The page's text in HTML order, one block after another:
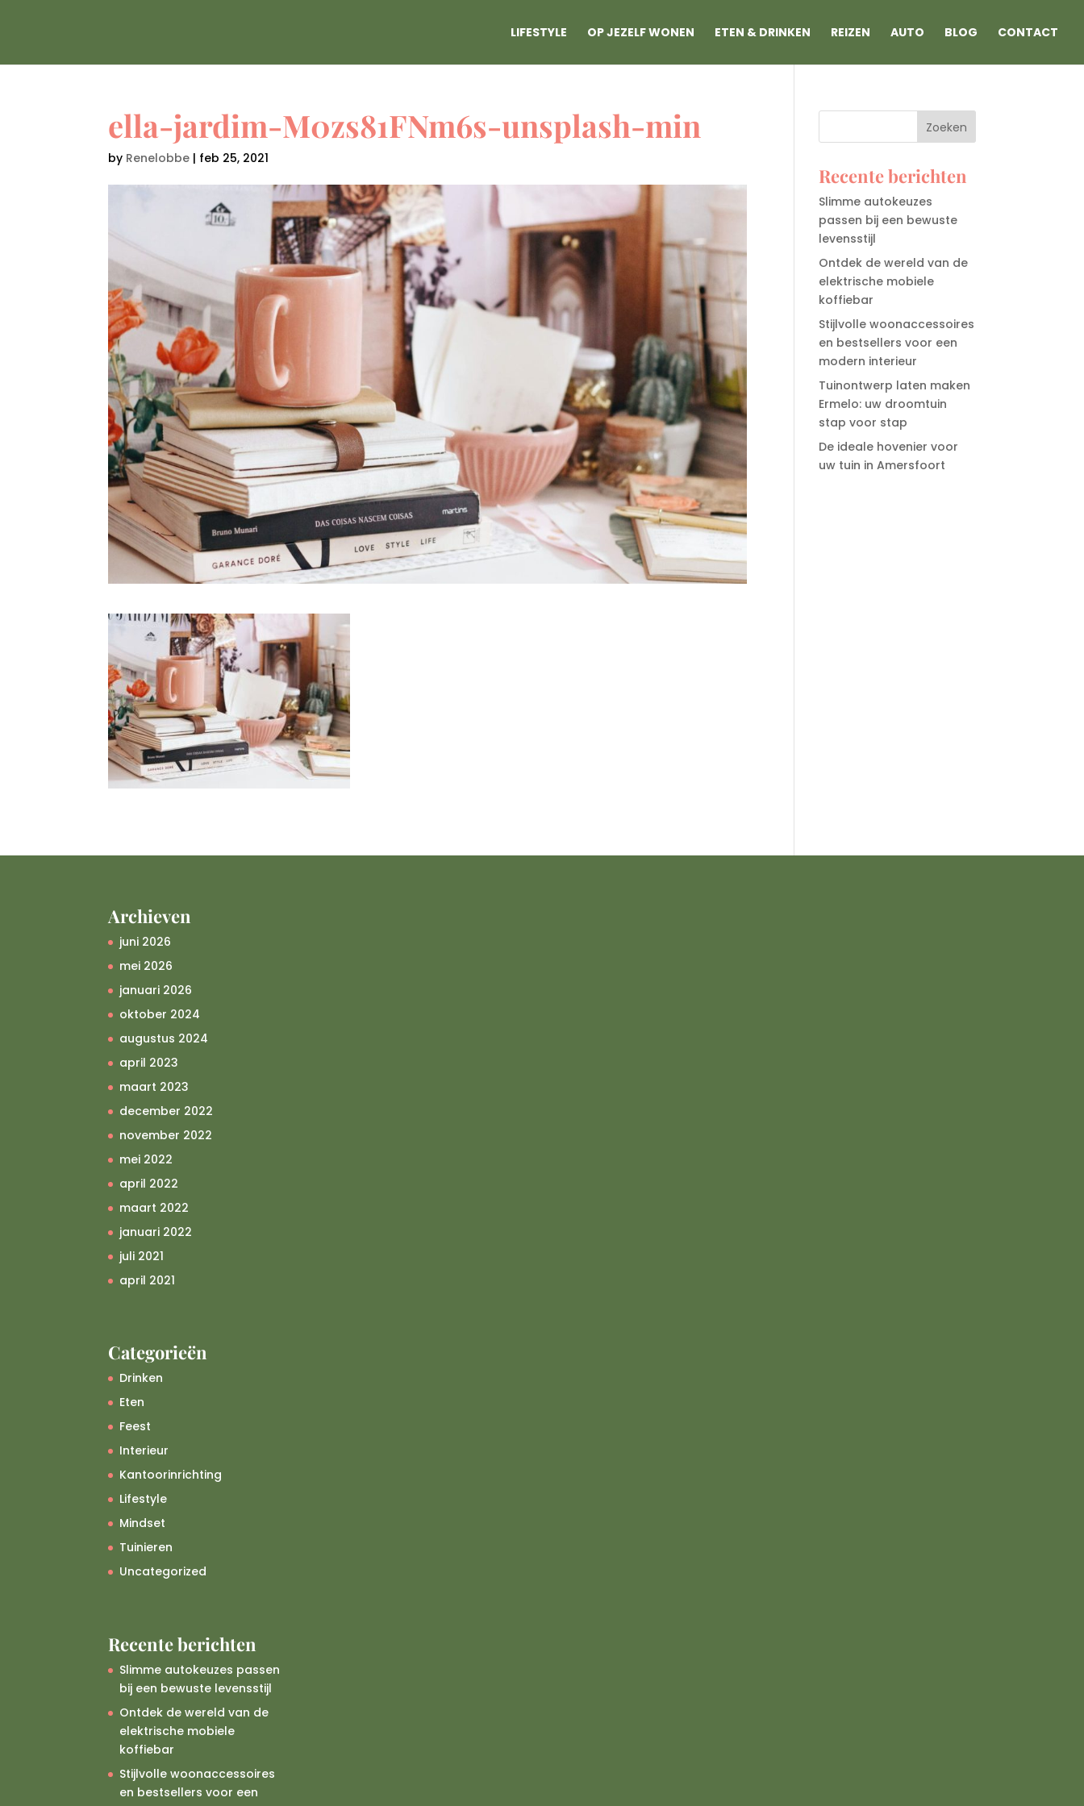
LIFESTYLE OP JEZELF WONEN ETEN & DRINKEN REIZEN AUTO BLOG CONTACT
ella-jardim-M0zs81FNm6s-unsplash-min
by Renelobbe | feb 25, 2021
Recente berichten
Slimme autokeuzes
passen bij een bewuste
levensstijl
Ontdek de wereld van de
elektrische mobiele
koffiebar
Stijlvolle woonaccessoires
en bestsellers voor een
modern interieur
Tuinontwerp laten maken
Ermelo: uw droomtuin
stap voor stap
De ideale hovenier voor
uw tuin in Amersfoort
Archieven
juni 2026
mei 2026
januari 2026
oktober 2024
augustus 2024
april 2023
maart 2023
december 2022
november 2022
mei 2022
april 2022
maart 2022
januari 2022
juli 2021
april 2021
Categorieën
Drinken
Eten
Feest
Interieur
Kantoorinrichting
Lifestyle
Mindset
Tuinieren
Uncategorized
Recente berichten
Slimme autokeuzes passen
bij een bewuste levensstijl
Ontdek de wereld van de
elektrische mobiele
koffiebar
Stijlvolle woonaccessoires
en bestsellers voor een